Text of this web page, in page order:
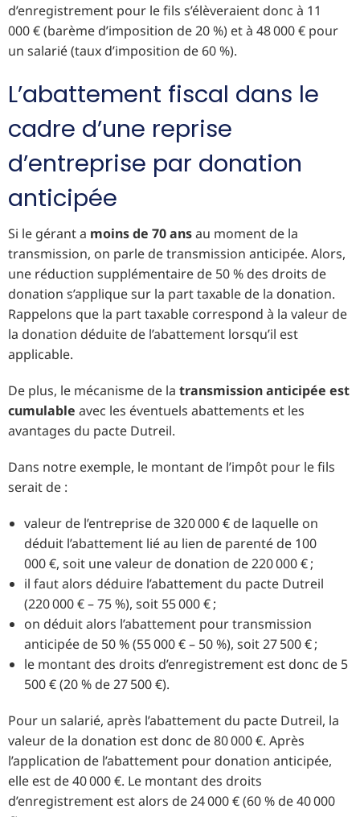
d’enregistrement pour le fils s’élèveraient donc à 11
000 € (barème d’imposition de 20 %) et à 48 000 € pour
un salarié (taux d’imposition de 60 %).
L’abattement fiscal dans le
cadre d’une reprise
d’entreprise par donation
anticipée
Si le gérant a moins de 70 ansau moment de la
transmission, on parle de transmission anticipée. Alors,
une réduction supplémentaire de 50 % des droits de
donation s’applique sur la part taxable de la donation.
Rappelons que la part taxable correspond à la valeur de
la donation déduite de l’abattement lorsqu’il est
applicable.
De plus, le mécanisme de la transmission anticipée est
cumulable avec les éventuels abattements et les
avantages du pacte Dutreil.
Dans notre exemple, le montant de l’impôt pour le fils
serait de :
valeur de l’entreprise de 320 000 € de laquelle on
déduit l’abattement lié au lien de parenté de 100
000 €, soit une valeur de donation de 220 000 € ;
il faut alors déduire l’abattement du pacte Dutreil
(220 000 € – 75 %), soit 55 000 € ;
on déduit alors l’abattement pour transmission
anticipée de 50 % (55 000 € – 50 %), soit 27 500 € ;
le montant des droits d’enregistrement est donc de 5
500 € (20 % de 27 500 €).
Pour un salarié, après l’abattement du pacte Dutreil, la
valeur de la donation est donc de 80 000 €. Après
l’application de l’abattement pour donation anticipée,
elle est de 40 000 €. Le montant des droits
d’enregistrement est alors de 24 000 € (60 % de 40 000